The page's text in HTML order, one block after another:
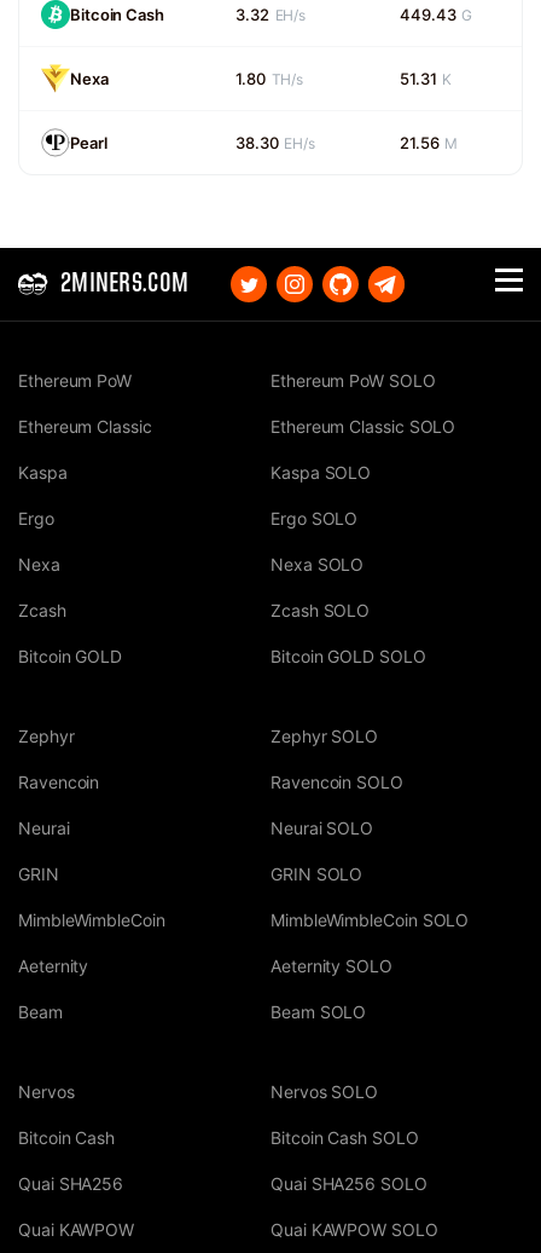
Bitcoin Cash 3.32 EH/s 449.43 G
Nexa 1.80 TH/s 51.31 K
Pearl 38.30 EH/s 21.56 M
2MINERS.COM
Ethereum PoW
Ethereum Classic
Kaspa
Ergo
Nexa
Zcash
Bitcoin GOLD
Ethereum PoW SOLO
Ethereum Classic SOLO
Kaspa SOLO
Ergo SOLO
Nexa SOLO
Zcash SOLO
Bitcoin GOLD SOLO
Zephyr
Ravencoin
Neurai
GRIN
MimbleWimbleCoin
Aeternity
Beam
Zephyr SOLO
Ravencoin SOLO
Neurai SOLO
GRIN SOLO
MimbleWimbleCoin SOLO
Aeternity SOLO
Beam SOLO
Nervos
Bitcoin Cash
Quai SHA256
Quai KAWPOW
Nervos SOLO
Bitcoin Cash SOLO
Quai SHA256 SOLO
Quai KAWPOW SOLO